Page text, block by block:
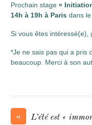
Prochain stage«
14h à 19h à Parisdans le
Si vous êtes intéressé(e),
*Je ne sais pas qui a pris
beaucoup. Merci à son
« L’été est «